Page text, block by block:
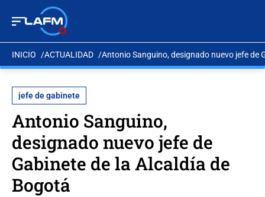
INICIO ACTUALIDAD Antonio Sanguino, designado nuevo jefe de
jefe de gabinete
Antonio Sanguino,
designado nuevo jefe de
Gabinete de la Alcaldía de
Bogotá